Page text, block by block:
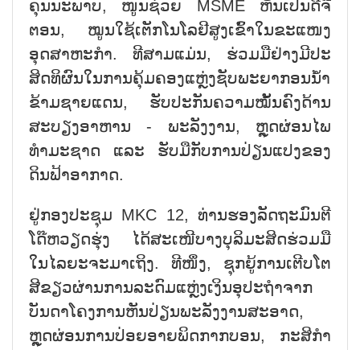
ຄຸນນະພາບ, ໜູນຊ່ວຍ MSME ຫັນເປັນດີຈີ
ຕອນ, ໝູນໃຊ້ເຕັກໂນໂລຢີສູງເຂົ້າໃນຂະແໜງ
ອຸດສາຫະກຳ. ທີສາມແມ່ນ, ຮ່ວມມືຢ່າງມີປະ
ສິດທິຜົນໃນການຄຸ້ມຄອງແຫຼ່ງຊັບພະຍາກອນນ້ຳ
ຂ້າມຊາຍແດນ, ຮັບປະກັນຄວາມໝັ້ນຄົງດ້ານ
ສະບຽງອາຫານ - ພະລັງງານ, ຫຼຸດຜ່ອນໄພ
ທຳມະຊາດ ແລະ ຮັບມືກັບການປ່ຽນແປງຂອງ
ດິນຟ້າອາກາດ.
ຢູ່ກອງປະຊຸມ MKC 12, ທ່ານຮອງລັດຖະມົນຕີ
ໂດ໊ຫວຽດຮຸ່ງ ໄດ້ສະເໜີບາງບຸລິມະສິດຮ່ວມມື
ໃນໄລຍະຈະມາເຖິງ. ທີໜຶ່ງ, ຊຸກຍູ້ການເຕີບໂຕ
ສີຂຽວຜ່ານການລະດົມແຫຼ່ງເງິນອຸປະຖຳຈາກ
ບັນດາໂຄງການຫັນປ່ຽນພະລັງງານສະອາດ,
ຫຼຸດຜ່ອນການປ່ອຍອາຍພິດກາກບອນ, ກະສິກຳ